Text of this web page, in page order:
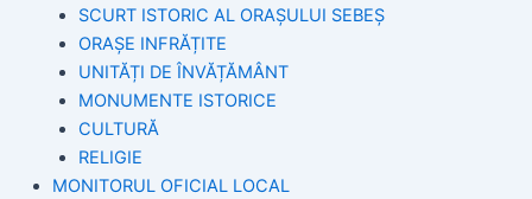
SCURT ISTORIC AL ORAȘULUI SEBEȘ
ORAȘE INFRĂȚITE
UNITĂȚI DE ÎNVĂȚĂMÂNT
MONUMENTE ISTORICE
CULTURĂ
RELIGIE
MONITORUL OFICIAL LOCAL